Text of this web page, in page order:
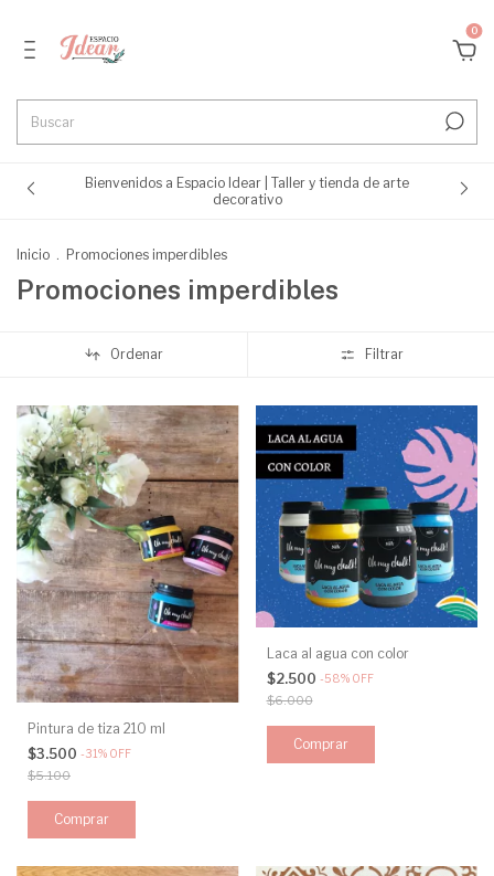
0
Bienvenidos a Espacio Idear | Taller y tienda de arte
decorativo
Inicio . Promociones imperdibles
Promociones imperdibles
Ordenar Filtrar
Pintura de tiza 210 ml
$3.500 -31% OFF
$5.100
Comprar
Laca al agua con color
$2.500 -58% OFF
$6.000
Comprar